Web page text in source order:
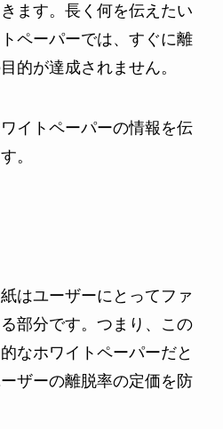
ます。長く何を伝えたい
ペーパーでは、すぐに離
的が達成されません。
イトペーパーの情報を伝
。
はユーザーにとってファ
部分です。つまり、この
なホワイトペーパーだと
ザーの離脱率の定価を防